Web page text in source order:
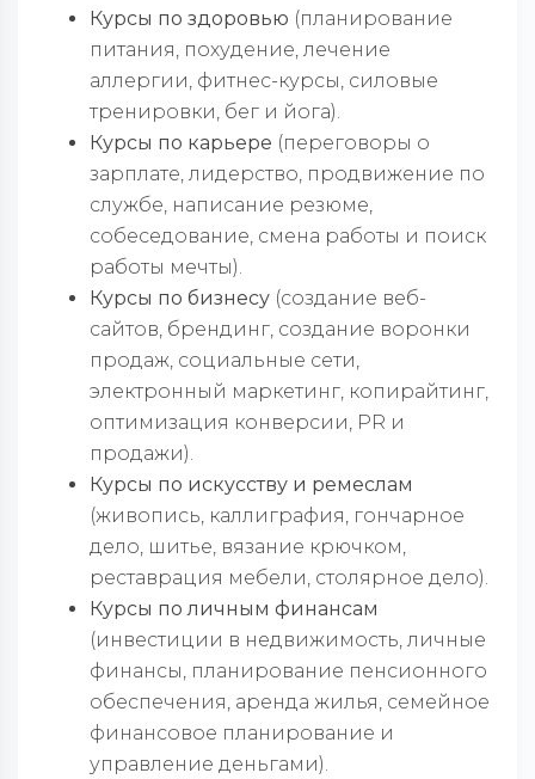
Курсы по здоровью (планирование
питания, похудение, лечение
аллергии, фитнес-курсы, силовые
тренировки, бег и йога).
Курсы по карьере (переговоры о
зарплате, лидерство, продвижение по
службе, написание резюме,
собеседование, смена работы и поиск
работы мечты).
Курсы по бизнесу (создание веб-
сайтов, брендинг, создание воронки
продаж, социальные сети,
электронный маркетинг, копирайтинг,
оптимизация конверсии, PR и
продажи).
Курсы по искусству и ремеслам
(живопись, каллиграфия, гончарное
дело, шитье, вязание крючком,
реставрация мебели, столярное дело).
Курсы по личным финансам
(инвестиции в недвижимость, личные
финансы, планирование пенсионного
обеспечения, аренда жилья, семейное
финансовое планирование и
управление деньгами).